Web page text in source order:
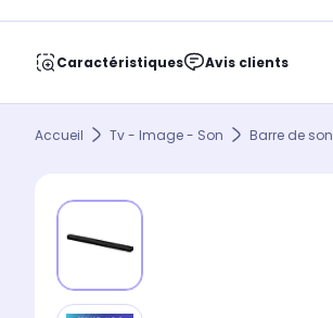
Caractéristiques Avis clients
Accueil Tv - Image - Son Barre de son